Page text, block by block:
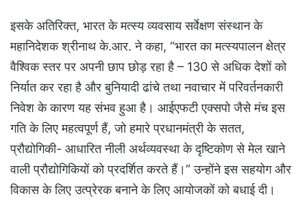
इसके अतिरिक्त, भारत के मत्स्य व्यवसाय सर्वेक्षण संस्थान के
महानिदेशक श्रीनाथ के.आर. ने कहा, “भारत का मत्स्यपालन क्षेत्र
वैश्विक स्तर पर अपनी छाप छोड़ रहा है – 130 से अधिक देशों को
निर्यात कर रहा है और बुनियादी ढांचे तथा नवाचार में परिवर्तनकारी
निवेश के कारण यह संभव हुआ है। आईएफटी एक्सपो जैसे मंच इस
गति के लिए महत्वपूर्ण हैं, जो हमारे प्रधानमंत्री के सतत,
प्रौद्योगिकी- आधारित नीली अर्थव्यवस्था के दृष्टिकोण से मेल खाने
वाली प्रौद्योगिकियों को प्रदर्शित करते हैं।” उन्होंने इस सहयोग और
विकास के लिए उत्प्रेरक बनाने के लिए आयोजकों को बधाई दी।